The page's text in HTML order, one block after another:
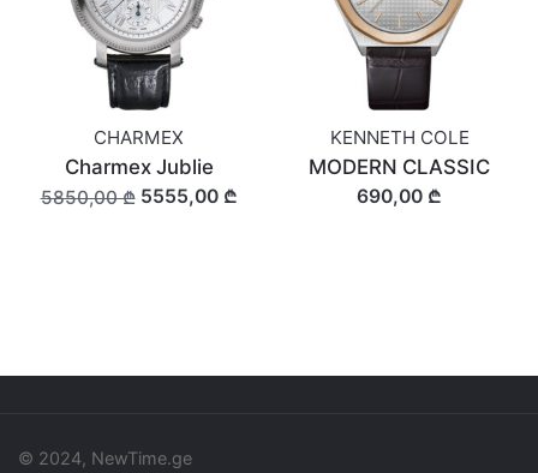
CHARMEX
Charmex Jublie
5850,00 ₾5555,00 ₾
KENNETH COLE
MODERN CLASSIC
690,00 ₾
© 2024, NewTime.ge